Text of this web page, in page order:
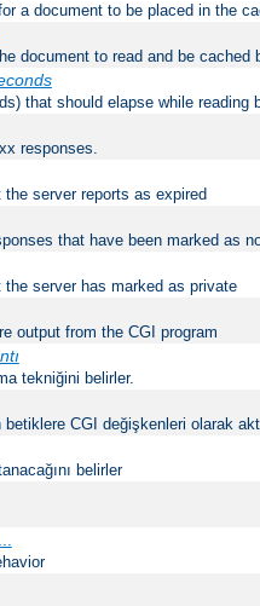
a document to be placed in the
document to read and be cached
that should elapse while reading
responses.
server reports as expired
that have been marked as
server has marked as private
output from the CGI program
tekniğini belirler.
betiklere CGI değişkenleri olarak
belirler